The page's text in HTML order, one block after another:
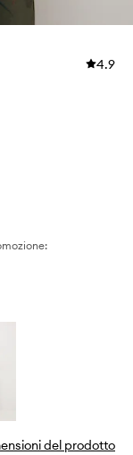
4.9
del prodotto